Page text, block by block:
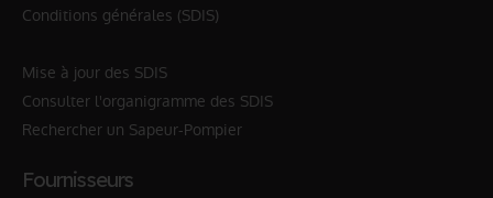
Conditions générales (SDIS)
Mise à jour des SDIS
Consulter l'organigramme des SDIS
Rechercher un Sapeur-Pompier
Fournisseurs